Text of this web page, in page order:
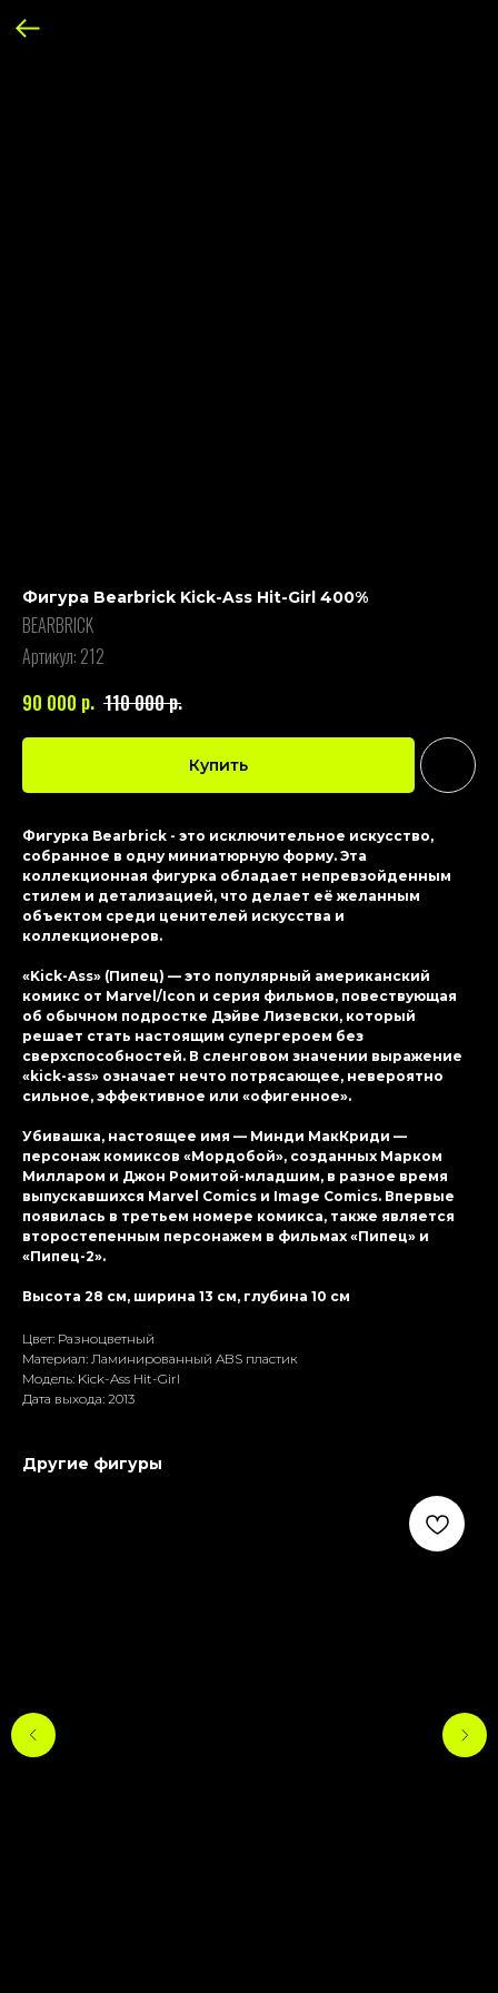
Фигура Bearbrick Kick-Ass Hit-Girl 400%
BEARBRICK
Артикул: 212
90 000 р. 110 000р.
Купить
Фигурка Bearbrick - это исключительное искусство,
собранное в одну миниатюрную форму. Эта
коллекционная фигурка обладает непревзойденным
стилем и детализацией, что делает её желанным
объектом среди ценителей искусства и
коллекционеров.
«Kick-Ass» (Пипец) — это популярный американский
комикс от Marvel/Icon и серия фильмов, повествующая
об обычном подростке Дэйве Лизевски, который
решает стать настоящим супергероем без
сверхспособностей. В сленговом значении выражение
«kick-ass» означает нечто потрясающее, невероятно
сильное, эффективное или «офигенное».
Убивашка, настоящее имя — Минди МакКриди —
персонаж комиксов «Мордобой», созданных Марком
Милларом и Джон Ромитой-младшим, в разное время
выпускавшихся Marvel Comics и Image Comics. Впервые
появилась в третьем номере комикса, также является
второстепенным персонажем в фильмах «Пипец» и
«Пипец-2».
Высота 28 см, ширина 13 см, глубина 10 см
Цвет: Разноцветный
Материал: Ламиниpoванный ABS пластик
Модель: Kick-Ass Hit-Girl
Дата выхода: 2013
Другие фигуры